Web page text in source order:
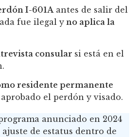
I-601Aantes de salir del
fue ilegal y no aplica la
consular si está en el
residente permanente
el perdón y visado.
anunciado en 2024
de estatus dentro de